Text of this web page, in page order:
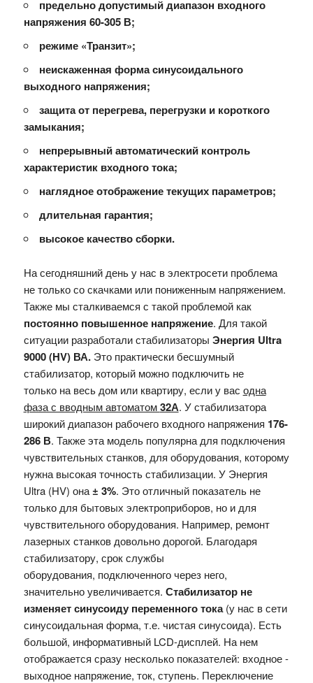
предельно допустимый диапазон входного
напряжения 60-305 В;
режиме «Транзит»;
неискаженная форма синусоидального
выходного напряжения;
защита от перегрева, перегрузки и короткого
замыкания;
непрерывный автоматический контроль
характеристик входного тока;
наглядное отображение текущих параметров;
длительная гарантия;
высокое качество сборки.
На сегодняшний день у нас в электросети проблема
не только со скачками или пониженным напряжением.
Также мы сталкиваемся с такой проблемой как
постоянно повышенное напряжение. Для такой
ситуации разработали стабилизаторы Энергия Ultra
9000 (HV) ВА. Это практически бесшумный
стабилизатор, который можно подключить не
только на весь дом или квартиру, если у вас одна
фаза с вводным автоматом32А. У стабилизатора
широкий диапазон рабочего входного напряжения 176-
286 В. Также эта модель популярна для подключения
чувствительных станков, для оборудования, которому
нужна высокая точность стабилизации. У Энергия
Ultra (HV) она± 3%. Это отличный показатель не
только для бытовых электроприборов, но и для
чувствительного оборудования. Например, ремонт
лазерных станков довольно дорогой. Благодаря
стабилизатору, срок службы
оборудования, подключенного через него,
значительно увеличивается. Стабилизатор не
изменяет синусоиду переменного тока(у нас в сети
синусоидальная форма, т.е. чистая синусоида). Есть
большой, информативный LCD-дисплей. На нем
отображается сразу несколько показателей: входное -
выходное напряжение, ток, ступень. Переключение